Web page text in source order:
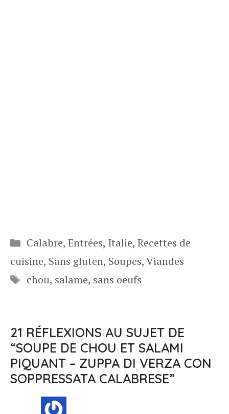
Catégories
Calabre, Entrées, Italie, Recettes de
cuisine, Sans gluten, Soupes,Viandes
Étiquettes
chou, salame, sans oeufs
21 RÉFLEXIONS AU SUJET DE
“SOUPE DE CHOU ET SALAMI
PIQUANT – ZUPPA DI VERZA CON
SOPPRESSATA CALABRESE”